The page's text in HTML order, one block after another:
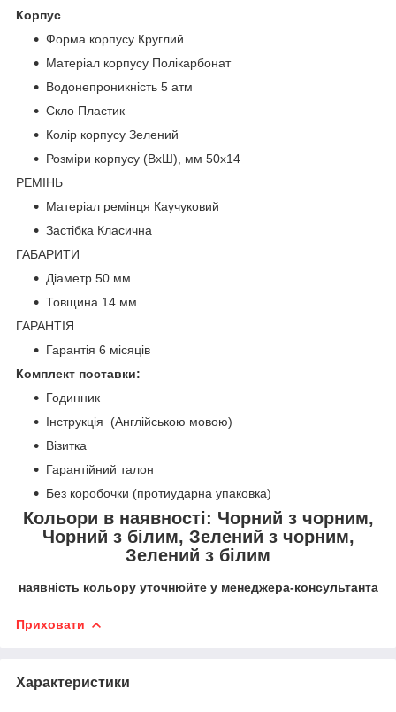
Корпус
Форма корпусу Круглий
Матеріал корпусу Полікарбонат
Водонепроникність 5 атм
Скло Пластик
Колір корпусу Зелений
Розміри корпусу (ВхШ), мм 50х14
РЕМІНЬ
Матеріал ремінця Каучуковий
Застібка Класична
ГАБАРИТИ
Діаметр 50 мм
Товщина 14 мм
ГАРАНТІЯ
Гарантія 6 місяців
Комплект поставки:
Годинник
Інструкція (Англійською мовою)
Візитка
Гарантійний талон
Без коробочки (протиударна упаковка)
Кольори в наявності: Чорний з чорним,
Чорний з білим, Зелений з чорним,
Зелений з білим
наявність кольору уточнюйте у менеджера-консультанта
Приховати
Характеристики